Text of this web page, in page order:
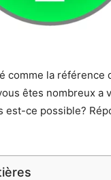
comme la référence
êtes nombreux a
est-ce possible?